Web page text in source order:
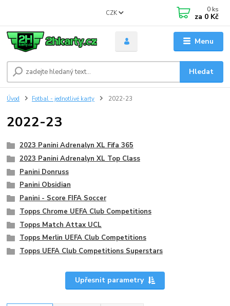
Menu
CZK
Hledat
0 ks
za 0 Kč
Úvod Fotbal - jednotlivé karty 2022-23
2022-23
2023 Panini Adrenalyn XL Fifa 365
2023 Panini Adrenalyn XL Top Class
Panini Donruss
Panini Obsidian
Panini - Score FIFA Soccer
Topps Chrome UEFA Club Competitions
Topps Match Attax UCL
Topps Merlin UEFA Club Competitions
Topps UEFA Club Competitions Superstars
Upřesnit parametry